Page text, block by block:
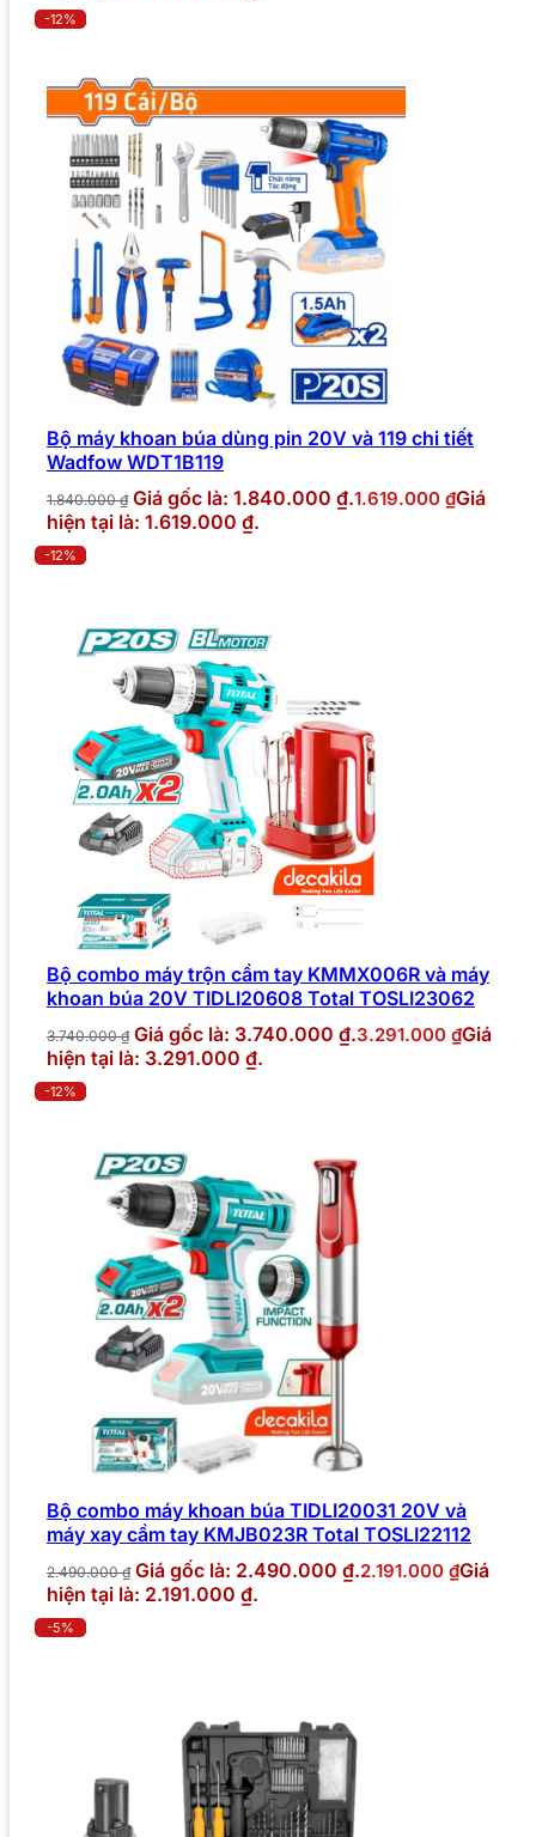
-12%
Bộ máy khoan búa dùng pin 20V và 119 chi tiết
Wadfow WDT1B119
1.840.000₫ Giá gốc là: 1.840.000 ₫.1.619.000 ₫Giá
hiện tại là: 1.619.000 ₫.
-12%
Bộ combo máy trộn cầm tay KMMX006R và máy
khoan búa 20V TIDLI20608 Total TOSLI23062
3.740.000₫ Giá gốc là: 3.740.000 ₫.3.291.000 ₫Giá
hiện tại là: 3.291.000 ₫.
-12%
Bộ combo máy khoan búa TIDLI20031 20V và
máy xay cầm tay KMJB023R Total TOSLI22112
2.490.000₫ Giá gốc là: 2.490.000 ₫.2.191.000 ₫Giá
hiện tại là: 2.191.000 ₫.
-5%